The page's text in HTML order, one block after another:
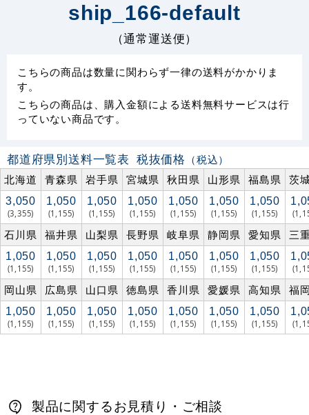
ship_166-default
（通常運送便）
こちらの商品は数量に関わらず一律の送料がかかりま
す。
こちらの商品は、購入金額による送料無料サービスは行
っていない商品です。
都道府県別送料一覧表 税抜価格 （税込）
北海道
青森県 岩手県 宮城県 秋田県 山形県 福島県 茨
3,050
(3,355)
1,050
(1,155)
1,050
(1,155)
1,050
(1,155)
1,050
(1,155)
1,050
(1,155)
1,050
(1,155)
石川県 福井県 山梨県 長野県 岐阜県 静岡県 愛知県 三
1,050
(1,155)
1,050
(1,155)
1,050
(1,155)
1,050
(1,155)
1,050
(1,155)
1,050
(1,155)
1,050
(1,155)
岡山県 広島県 山口県 徳島県 香川県 愛媛県 高知県 福
1,050
(1,155)
1,050
(1,155)
1,050
(1,155)
1,050
(1,155)
1,050
(1,155)
1,050
(1,155)
1,050
(1,155)
製品に関するお見積り・ご相談